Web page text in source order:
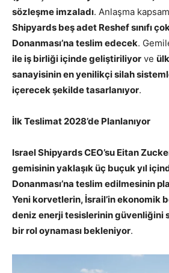
sözleşme imzaladı. Anlaşma
Shipyards beş adet Reshef sınıfı
Donanması’na teslim edecek.
ile iş birliği içinde geliştiriliyor ve
sanayisinin en yenilikçi silah
içerecek şekilde tasarlanıyor.
İlk Teslimat 2028’de Planlanıyor
Israel Shipyards CEO’su Eitan
gemisinin yaklaşık üç buçuk yıl
Donanması’na teslim edilmesinin
Yeni korvetlerin, İsrail’in ekonomik
deniz enerji tesislerinin güvenliğini
bir rol oynaması bekleniyor.